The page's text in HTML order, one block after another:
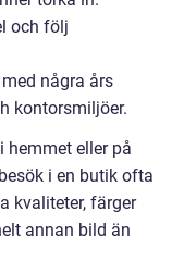
och följ
några års
kontorsmiljöer.
hemmet eller på
i en butik ofta
kvaliteter, färger
annan bild än